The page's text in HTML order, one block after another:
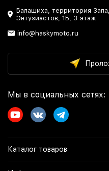
Балашиха, территория
Энтузиастов, 1Б, 3 этаж
info@haskymoto.ru
Мы в социальных сетях:
Каталог товаров